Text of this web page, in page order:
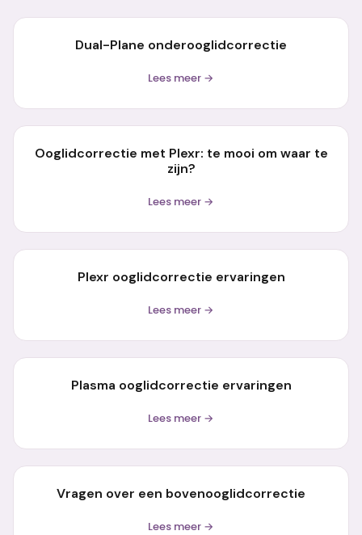
Dual-Plane onderooglidcorrectie
Lees meer →
Ooglidcorrectie met Plexr: te mooi om waar te
zijn?
Lees meer →
Plexr ooglidcorrectie ervaringen
Lees meer →
Plasma ooglidcorrectie ervaringen
Lees meer →
Vragen over een bovenooglidcorrectie
Lees meer →